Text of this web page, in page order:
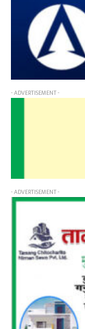
- ADVERTISEMENT -
- ADVERTISEMENT -